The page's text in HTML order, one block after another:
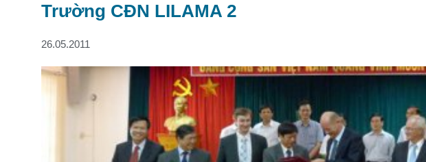
Trường CĐN LILAMA 2
26.05.2011